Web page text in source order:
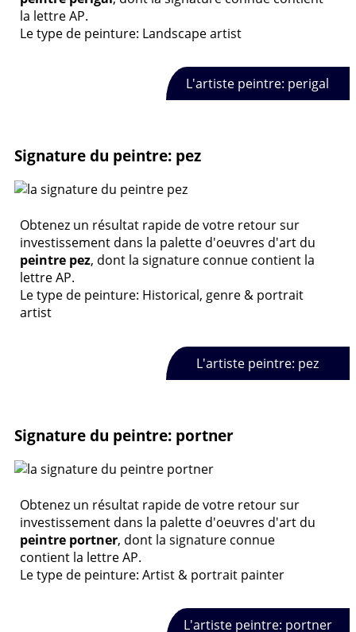
la lettre AP.
Le type de peinture: Landscape artist
L'artiste peintre: perigal
Signature du peintre: pez
Obtenez un résultat rapide de votre retour sur
investissement dans la palette d'oeuvres d'art du
peintre pez, dont la signature connue contient la
lettre AP.
Le type de peinture: Historical, genre & portrait
artist
L'artiste peintre: pez
Signature du peintre: portner
Obtenez un résultat rapide de votre retour sur
investissement dans la palette d'oeuvres d'art du
peintre portner, dont la signature connue
contient la lettre AP.
Le type de peinture: Artist & portrait painter
L'artiste peintre: portner